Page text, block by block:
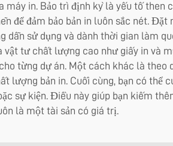
in. Bảo trì định kỳ là yếu tố then
để đảm bảo bản in luôn sắc nét. Đặt
dẫn sử dụng và dành thời gian làm
vật tư chất lượng cao như giấy in và
từng dự án. Một cách khác là theo
lượng bản in. Cuối cùng, bạn có thể
sự kiện. Điều này giúp bạn kiếm
là một tài sản có giá trị.